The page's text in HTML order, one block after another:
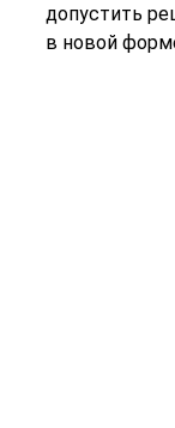
регулярно